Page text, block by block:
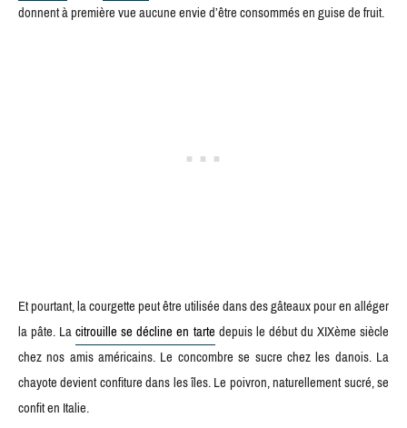
donnent à première vue aucune envie d’être consommés en guise de fruit.
Et pourtant, la courgette peut être utilisée dans des gâteaux pour en alléger
la pâte. Lacitrouille se décline en tartedepuis le début du XIXème siècle
chez nos amis américains. Le concombre se sucre chez les danois. La
chayote devient confiture dans les îles. Le poivron, naturellement sucré, se
confit en Italie.